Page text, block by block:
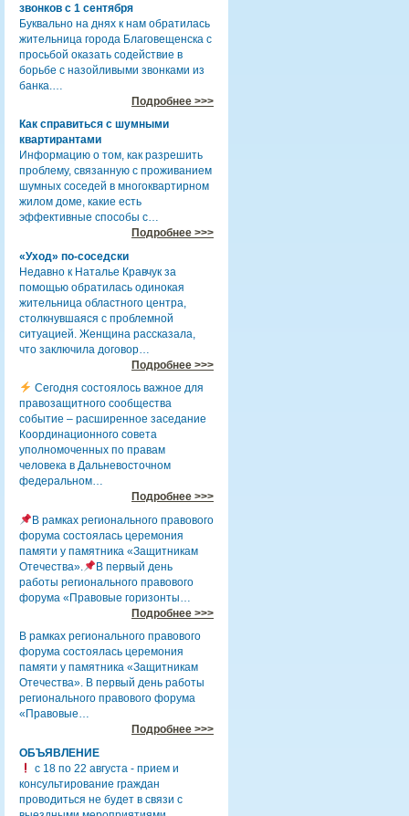
звонков с 1 сентября
Буквально на днях к нам обратилась
жительница города Благовещенска с
просьбой оказать содействие в
борьбе с назойливыми звонками из
банка.…
Подробнее >>>
Как справиться с шумными
квартирантами
Информацию о том, как разрешить
проблему, связанную с проживанием
шумных соседей в многоквартирном
жилом доме, какие есть
эффективные способы с…
Подробнее >>>
«Уход» по-соседски
Недавно к Наталье Кравчук за
помощью обратилась одинокая
жительница областного центра,
столкнувшаяся с проблемной
ситуацией. Женщина рассказала,
что заключила договор…
Подробнее >>>
Сегодня состоялось важное для
правозащитного сообщества
событие – расширенное заседание
Координационного совета
уполномоченных по правам
человека в Дальневосточном
федеральном…
Подробнее >>>
В рамках регионального правового
форума состоялась церемония
памяти у памятника «Защитникам
Отечества».
В первый день
работы регионального правового
форума «Правовые горизонты…
Подробнее >>>
В рамках регионального правового
форума состоялась церемония
памяти у памятника «Защитникам
Отечества». В первый день работы
регионального правового форума
«Правовые…
Подробнее >>>
ОБЪЯВЛЕНИЕ
с 18 по 22 августа - прием и
консультирование граждан
проводиться не будет в связи с